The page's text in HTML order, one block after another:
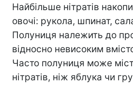
Найбільше нітратів
овочі: рукола, шпинат,
Полуниця належить до
відносно невисоким
Часто полуниця може
нітратів, ніж яблука чи